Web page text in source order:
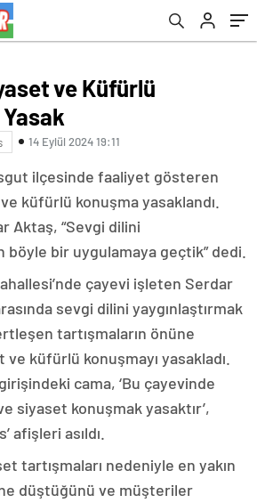
ve Küfürlü
14 Eylül 2024 19:11
ilçesinde faaliyet gösteren
küfürlü konuşma yasaklandı.
Aktaş, “Sevgi dilini
böyle bir uygulamaya geçtik” dedi.
çayevi işleten Serdar
sevgi dilini yaygınlaştırmak
tartışmaların önüne
küfürlü konuşmayı yasakladı.
cama, ‘Bu çayevinde
siyaset konuşmak yasaktır’,
afişleri asıldı.
tartışmaları nedeniyle en yakın
düştüğünü ve müşteriler